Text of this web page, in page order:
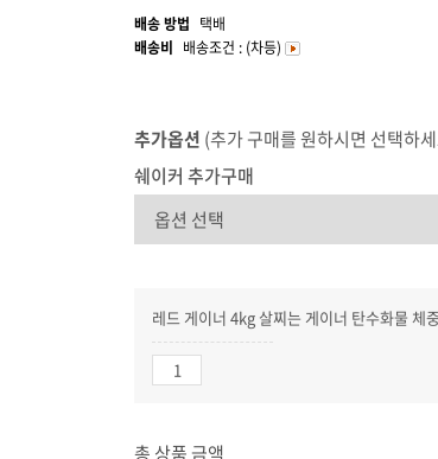
배송 방법 택배
배송비 배송조건 : (차등)
추가옵션 (추가 구매를 원하시면 선택하
쉐이커 추가구매
레드 게이너 4kg 살찌는 게이너 탄수화물 체
총 상품 금액